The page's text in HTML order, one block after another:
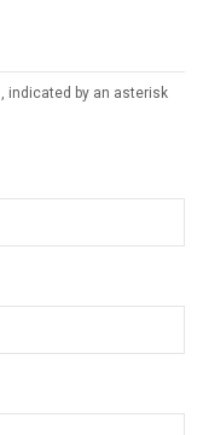
indicated by an asterisk